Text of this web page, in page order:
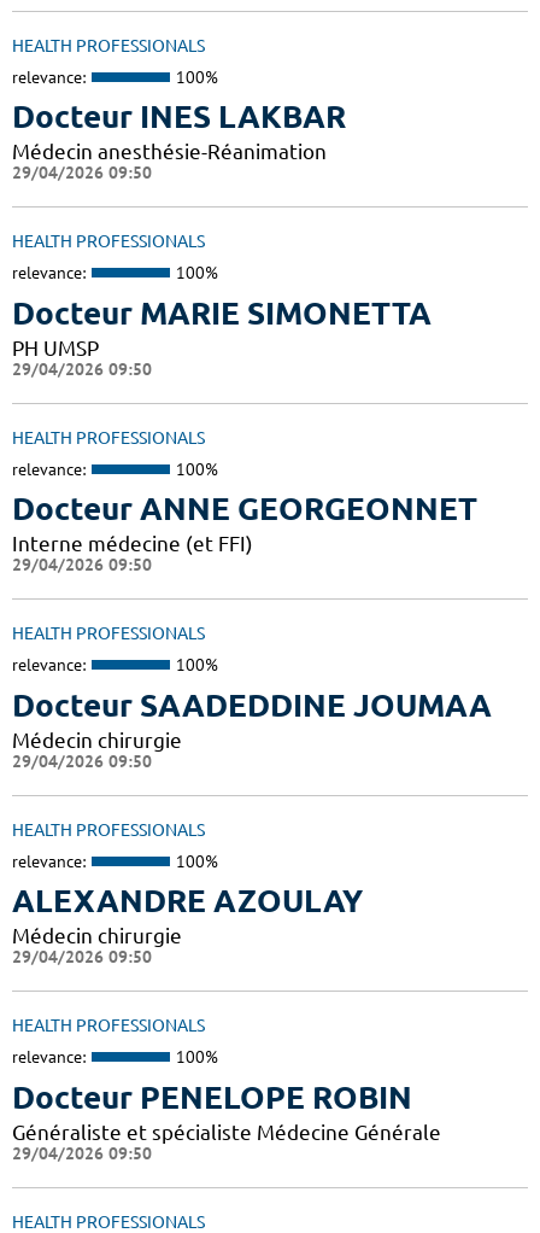
HEALTH PROFESSIONALS
relevance: 100%
Docteur INES LAKBAR
Médecin anesthésie-Réanimation
29/04/2026 09:50
HEALTH PROFESSIONALS
relevance: 100%
Docteur MARIE SIMONETTA
PH UMSP
29/04/2026 09:50
HEALTH PROFESSIONALS
relevance: 100%
Docteur ANNE GEORGEONNET
Interne médecine (et FFI)
29/04/2026 09:50
HEALTH PROFESSIONALS
relevance: 100%
Docteur SAADEDDINE JOUMAA
Médecin chirurgie
29/04/2026 09:50
HEALTH PROFESSIONALS
relevance: 100%
ALEXANDRE AZOULAY
Médecin chirurgie
29/04/2026 09:50
HEALTH PROFESSIONALS
relevance: 100%
Docteur PENELOPE ROBIN
Généraliste et spécialiste Médecine Générale
29/04/2026 09:50
HEALTH PROFESSIONALS